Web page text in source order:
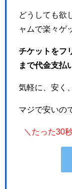
どうしても欲
ャムで楽々ゲ
チケットをフ
まで代金支払
気軽に、安く
マジで安いの
＼たった30